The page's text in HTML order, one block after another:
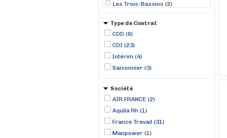
Les Trois-Bassins (2)
Lyon (2)
Morteau (2)
Nice (2)
Aix-en-Provence (1)
Albertville (1)
Bailly-Romainvilliers (1)
Type de Contrat
CDD (9)
CDI (23)
Intérim (4)
Saisonnier (3)
Société
AIR FRANCE (2)
Aquila Rh (1)
France Travail (31)
Manpower (1)